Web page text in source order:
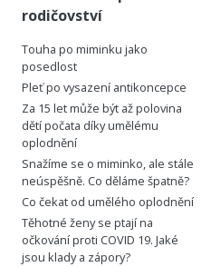
rodičovství
Touha po miminku jako
posedlost
Pleť po vysazení antikoncepce
Za 15 let může být až polovina
dětí počata díky umělému
oplodnění
Snažíme se o miminko, ale stále
neúspěšně. Co děláme špatně?
Co čekat od umělého oplodnění
Těhotné ženy se ptají na
očkování proti COVID 19. Jaké
jsou klady a zápory?